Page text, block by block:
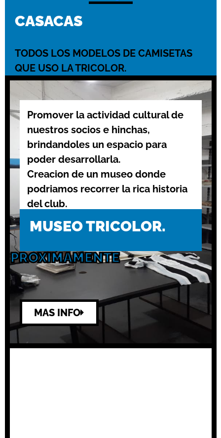
CASACAS
TODOS LOS MODELOS DE CAMISETAS
QUE USO LA TRICOLOR.
Promover la actividad cultural de
nuestros socios e hinchas,
brindandoles un espacio para
poder desarrollarla.
Creacion de un museo donde
podriamos recorrer la rica historia
del club.
MUSEO TRICOLOR.
PROXIMAMENTE
MAS INFO